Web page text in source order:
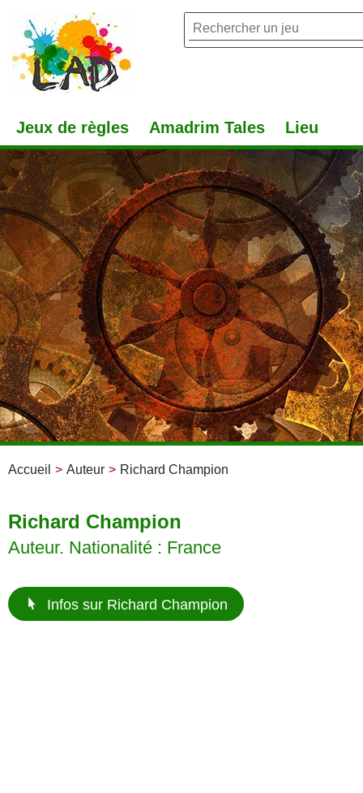
Jeux de règles Amadrim Tales Lieu
Accueil > Auteur > Richard Champion
Richard Champion
Auteur. Nationalité : France
Infos sur Richard Champion